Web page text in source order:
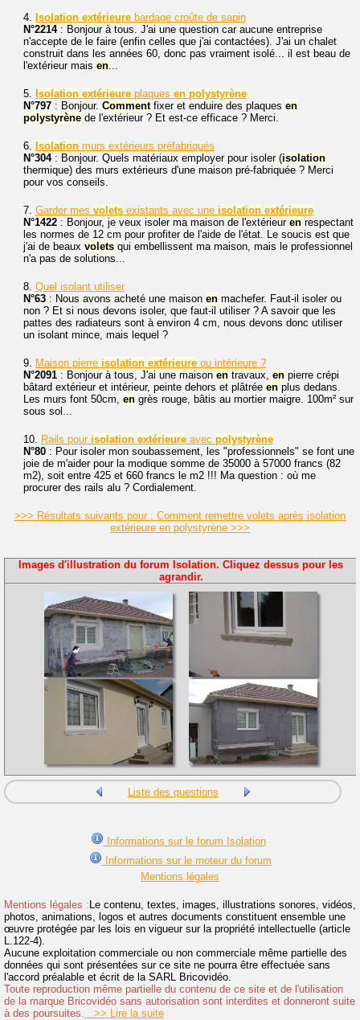
4. Isolation extérieure bardage croûte de sapin
N°2214: Bonjour à tous. J'ai une question car aucune entreprise
n'accepte de le faire (enfin celles que j'ai contactées). J'ai un chalet
construit dans les années 60, donc pas vraiment isolé... il est beau de
l'extérieur mais en...
5. Isolation extérieure plaques en polystyrène
N°797 : Bonjour. Commentfixer et enduire des plaques en
polystyrène de l'extérieur ? Et est-ce efficace ? Merci.
6. Isolation murs extérieurs préfabriqués
N°304: Bonjour. Quels matériaux employer pour isoler (isolation
thermique) des murs extérieurs d'une maison pré-fabriquée ? Merci
pour vos conseils.
7. Garder mes volets existants avec une isolation extérieure
N°1422 : Bonjour, je veux isoler ma maison de l'extérieur en respectant
les normes de 12 cm pour profiter de l'aide de l'état. Le soucis est que
j'ai de beaux volets qui embellissent ma maison, mais le professionnel
n'a pas de solutions...
8. Quel isolant utiliser
N°63 : Nous avons acheté une maison en machefer. Faut-il isoler ou
non ? Et si nous devons isoler, que faut-il utiliser ? A savoir que les
pattes des radiateurs sont à environ 4 cm, nous devons donc utiliser
un isolant mince, mais lequel ?
9. Maison pierre isolation extérieure ou intérieure ?
N°2091 : Bonjour à tous, J'ai une maison en travaux, en pierre crépi
bâtard extérieur et intérieur, peinte dehors et plâtrée en plus dedans.
Les murs font 50cm, en grès rouge, bâtis au mortier maigre. 100m² sur
sous sol...
10. Rails pour isolation extérieure avec polystyrène
N°80 : Pour isoler mon soubassement, les "professionnels" se font une
joie de m'aider pour la modique somme de 35000 à 57000 francs (82
m2), soit entre 425 et 660 francs le m2 !!! Ma question : où me
procurer des rails alu ? Cordialement.
>>> Résultats suivants pour : Comment remettre volets après isolation
extérieure en polystyrène >>>
Images d'illustration du forum Isolation. Cliquez dessus pour les
agrandir.
Liste des questions
Informations sur le forum Isolation
Informations sur le moteur du forum
Mentions légales
Mentions légales : Le contenu, textes, images, illustrations sonores, vidéos,
photos, animations, logos et autres documents constituent ensemble une
œuvre protégée par les lois en vigueur sur la propriété intellectuelle (article
L.122-4).
Aucune exploitation commerciale ou non commerciale même partielle des
données qui sont présentées sur ce site ne pourra être effectuée sans
l'accord préalable et écrit de la SARL Bricovidéo.
Toute reproduction même partielle du contenu de ce site et de l'utilisation
de la marque Bricovidéo sans autorisation sont interdites et donneront suite
à des poursuites. >> Lire la suite